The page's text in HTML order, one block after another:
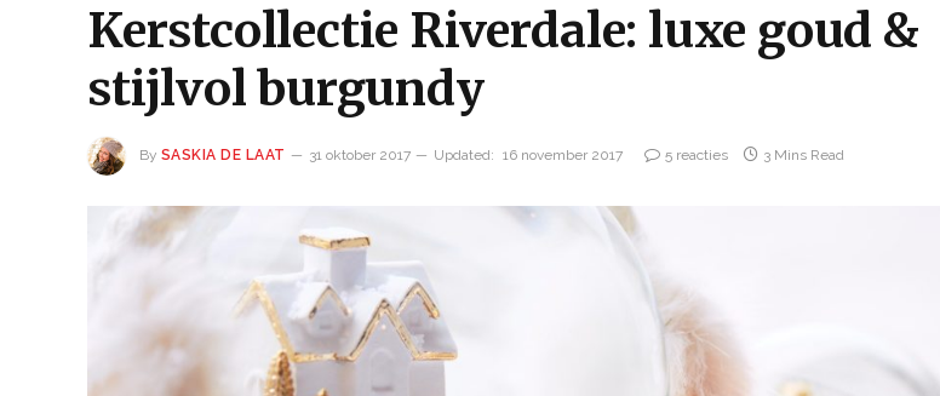
Kerstcollectie Riverdale: luxe goud &
stijlvol burgundy
By SASKIA DE LAAT 31 oktober 2017 Updated: 16 november 2017 5 reacties 3 Mins Read